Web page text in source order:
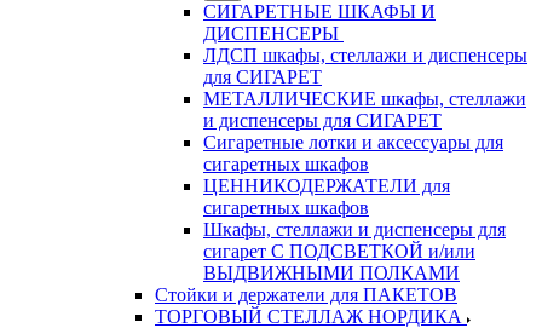
СИГАРЕТНЫЕ ШКАФЫ И
ДИСПЕНСЕРЫ
ЛДСП шкафы, стеллажи и диспенсеры
для СИГАРЕТ
МЕТАЛЛИЧЕСКИЕ шкафы, стеллажи
и диспенсеры для СИГАРЕТ
Сигаретные лотки и аксессуары для
сигаретных шкафов
ЦЕННИКОДЕРЖАТЕЛИ для
сигаретных шкафов
Шкафы, стеллажи и диспенсеры для
сигарет С ПОДСВЕТКОЙ и/или
ВЫДВИЖНЫМИ ПОЛКАМИ
Стойки и держатели для ПАКЕТОВ
ТОРГОВЫЙ СТЕЛЛАЖ НОРДИКА